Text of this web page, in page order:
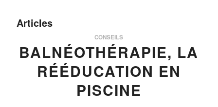
Articles
CONSEILS
BALNÉOTHÉRAPIE, LA
RÉÉDUCATION EN
PISCINE